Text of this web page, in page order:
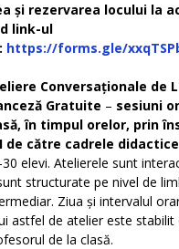
și rezervarea locului la
link-ul
https://forms.gle/
Conversaționale de
Gratuite – sesiuni
în timpul orelor, prin
de către cadrele didactice
30 elevi. Atelierele sunt
structurate pe nivel de
Ziua și intervalul
astfel de atelier este
de la clasă.